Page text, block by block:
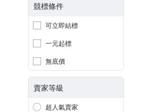
競標條件
可立即結標
一元起標
無底價
賣家等級
超人氣賣家